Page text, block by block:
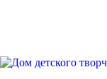
Основное